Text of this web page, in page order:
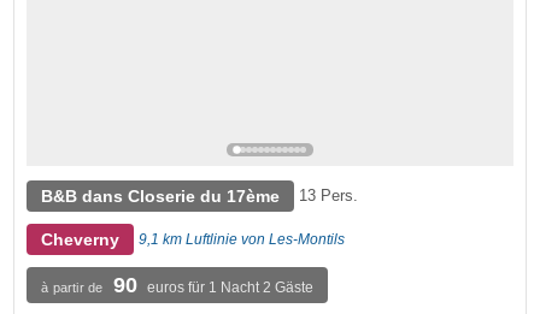
B&B dans Closerie du 17ème 13 Pers.
Cheverny 9,1 km Luftlinie von Les-Montils
à partir de 90 euros für 1 Nacht 2 Gäste